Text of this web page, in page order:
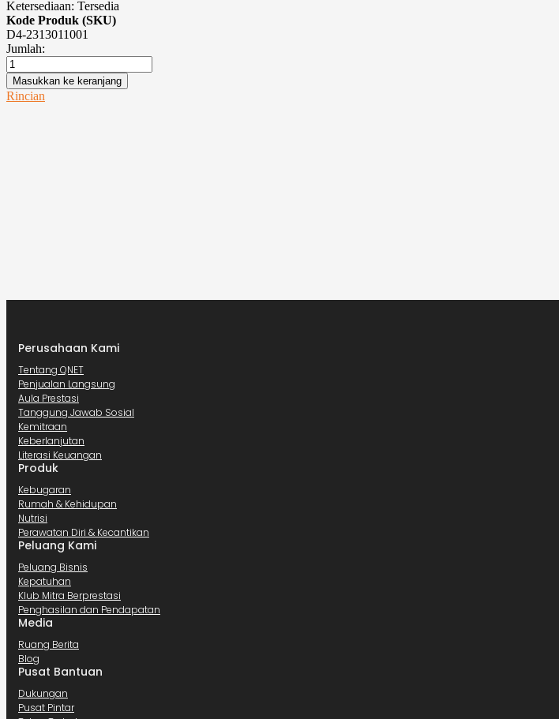
Ketersediaan: Tersedia
Kode Produk (SKU)
D4-2313011001
Jumlah:
Masukkan ke keranjang
Rincian
Perusahaan Kami
Tentang QNET
Penjualan Langsung
Aula Prestasi
Tanggung Jawab Sosial
Kemitraan
Keberlanjutan
Literasi Keuangan
Produk
Kebugaran
Rumah & Kehidupan
Nutrisi
Perawatan Diri & Kecantikan
Peluang Kami
Peluang Bisnis
Kepatuhan
Klub Mitra Berprestasi
Penghasilan dan Pendapatan
Media
Ruang Berita
Blog
Pusat Bantuan
Dukungan
Pusat Pintar